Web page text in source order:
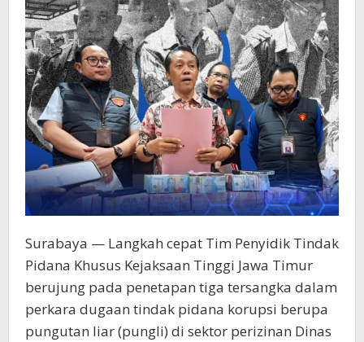
Surabaya — Langkah cepat Tim Penyidik Tindak
Pidana Khusus Kejaksaan Tinggi Jawa Timur
berujung pada penetapan tiga tersangka dalam
perkara dugaan tindak pidana korupsi berupa
pungutan liar (pungli) di sektor perizinan Dinas